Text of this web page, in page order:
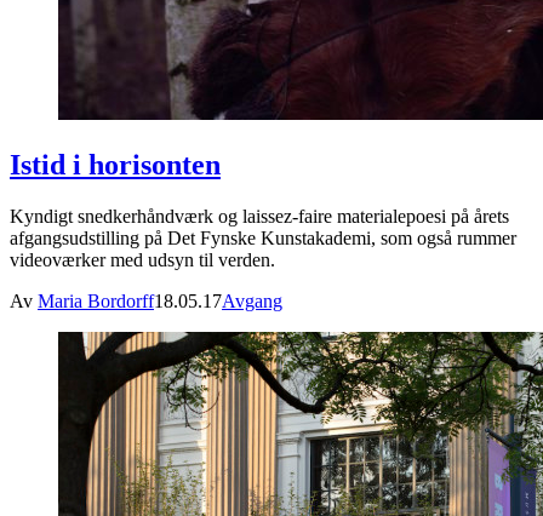
Istid i horisonten
Kyndigt snedkerhåndværk og laissez-faire materialepoesi på årets
afgangsudstilling på Det Fynske Kunstakademi, som også rummer
videoværker med udsyn til verden.
Av Maria Bordorff18.05.17Avgang